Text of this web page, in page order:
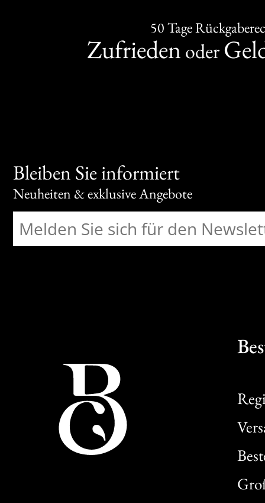
50 Tage
Zufrieden oder
Bleiben Sie informiert
Neuheiten & exklusive Angebote